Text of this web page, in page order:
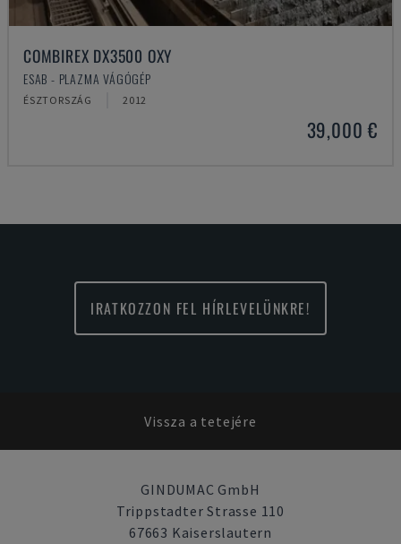
COMBIREX DX3500 OXY
ESAB - PLAZMA VÁGÓGÉP
ÉSZTORSZÁG 2012
39,000 €
IRATKOZZON FEL HÍRLEVELÜNKRE!
Vissza a tetejére
GINDUMAC GmbH
Trippstadter Strasse 110
67663 Kaiserslautern